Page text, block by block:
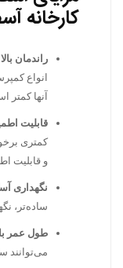
کارخانه
راندمان
انواع
آنها کمتر
قابلیت
کمتری
و قابلیت
نگهداری
ساده‌تر،
طول عمر
می‌توانند